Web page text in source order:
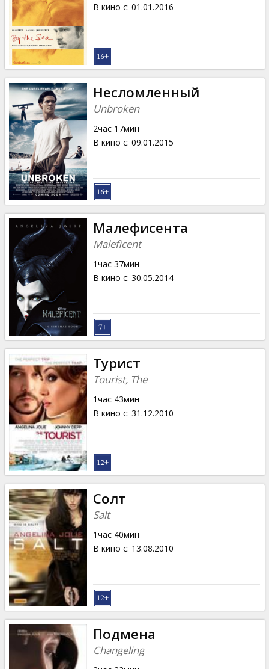
В кино с: 01.01.2016
Несломленный
Unbroken
2час 17мин
В кино с: 09.01.2015
Малефисента
Maleficent
1час 37мин
В кино с: 30.05.2014
Турист
Tourist, The
1час 43мин
В кино с: 31.12.2010
Солт
Salt
1час 40мин
В кино с: 13.08.2010
Подмена
Changeling